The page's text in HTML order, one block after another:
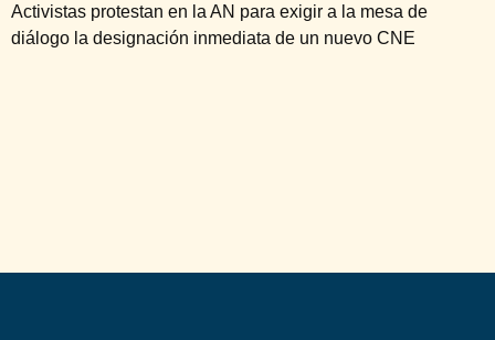
Activistas protestan en la AN para exigir a la mesa de
diálogo la designación inmediata de un nuevo CNE